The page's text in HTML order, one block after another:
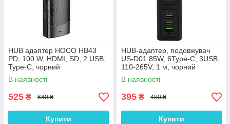
HUB адаптер HOCO HB43
PD, 100 W, HDMI, SD, 2 USB,
Type-C, чорний
В наявності
525 ₴ 640 ₴
Купити
HUB-адаптер, подовжувач
US-D01 85W, 6Type-C, 3USB,
110-265V, 1 м, чорний
В наявності
395 ₴ 480 ₴
Купити